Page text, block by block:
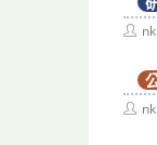
Post
Post